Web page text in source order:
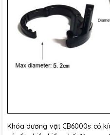
Khóa dương vật CB6000s có